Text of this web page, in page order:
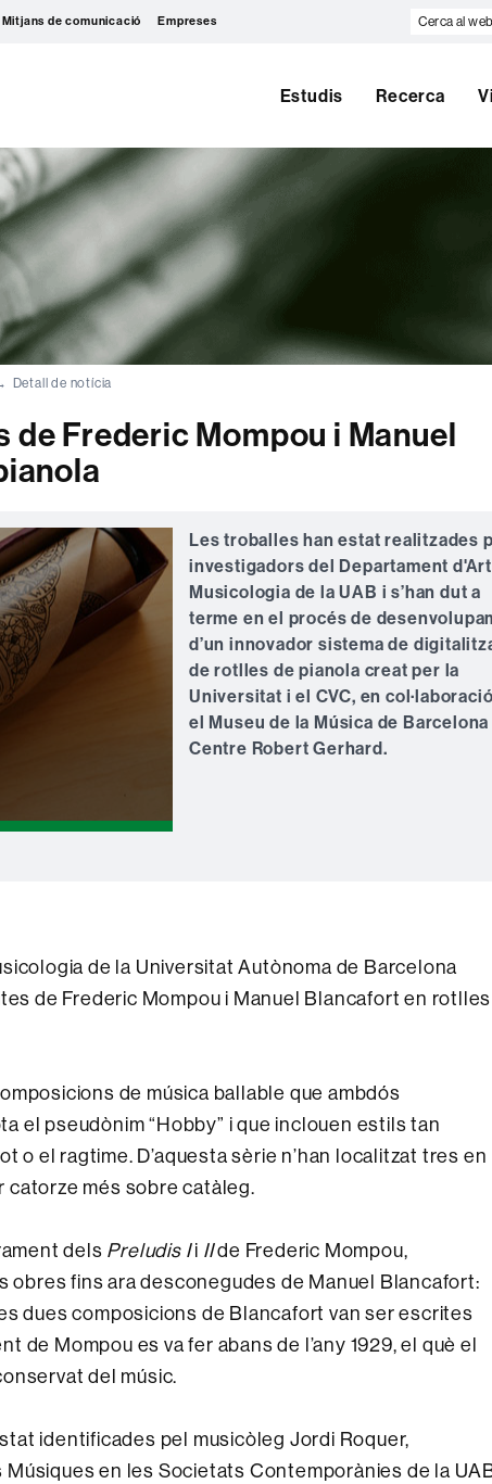
Mitjans de comunicació Empreses
Cerca
Estudis Recerca
Detall de notícia
Frederic Mompou i Manuel
Les troballes han estat realitzades
investigadors del Departament
Musicologia de la UAB i s’han dut a
terme en el procés de
d’un innovador sistema de
de rotlles de pianola creat per la
Universitat i el CVC, en
el Museu de la Música de
Centre Robert Gerhard.
de la Universitat Autònoma de Barcelona
de Frederic Mompou i Manuel Blancafort en rotlles
de música ballable que ambdós
el pseudònim “Hobby” i que inclouen estils tan
o el ragtime. D’aquesta sèrie n’han localitzat tres en
catorze més sobre catàleg.
dels Preludis Ii IIde Frederic Mompou,
obres fins ara desconegudes de Manuel Blancafort:
dues composicions de Blancafort van ser escrites
de Mompou es va fer abans de l’any 1929, el què el
del músic.
identificades pel musicòleg Jordi Roquer,
en les Societats Contemporànies de la